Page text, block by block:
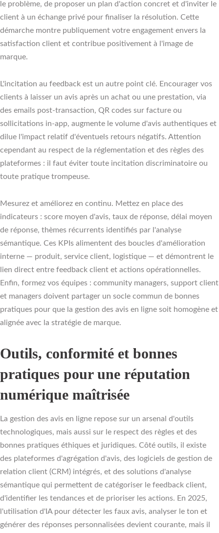
le problème, de proposer un plan d'action concret et d'inviter le
client à un échange privé pour finaliser la résolution. Cette
démarche montre publiquement votre engagement envers la
satisfaction client et contribue positivement à l'image de
marque.
L'incitation au feedback est un autre point clé. Encourager vos
clients à laisser un avis après un achat ou une prestation, via
des emails post-transaction, QR codes sur facture ou
sollicitations in-app, augmente le volume d'avis authentiques et
dilue l'impact relatif d'éventuels retours négatifs. Attention
cependant au respect de la réglementation et des règles des
plateformes : il faut éviter toute incitation discriminatoire ou
toute pratique trompeuse.
Mesurez et améliorez en continu. Mettez en place des
indicateurs : score moyen d'avis, taux de réponse, délai moyen
de réponse, thèmes récurrents identifiés par l'analyse
sémantique. Ces KPIs alimentent des boucles d'amélioration
interne — produit, service client, logistique — et démontrent le
lien direct entre feedback client et actions opérationnelles.
Enfin, formez vos équipes : community managers, support client
et managers doivent partager un socle commun de bonnes
pratiques pour que la gestion des avis en ligne soit homogène et
alignée avec la stratégie de marque.
Outils, conformité et bonnes
pratiques pour une réputation
numérique maîtrisée
La gestion des avis en ligne repose sur un arsenal d'outils
technologiques, mais aussi sur le respect des règles et des
bonnes pratiques éthiques et juridiques. Côté outils, il existe
des plateformes d'agrégation d'avis, des logiciels de gestion de
relation client (CRM) intégrés, et des solutions d'analyse
sémantique qui permettent de catégoriser le feedback client,
d'identifier les tendances et de prioriser les actions. En 2025,
l'utilisation d'IA pour détecter les faux avis, analyser le ton et
générer des réponses personnalisées devient courante, mais il